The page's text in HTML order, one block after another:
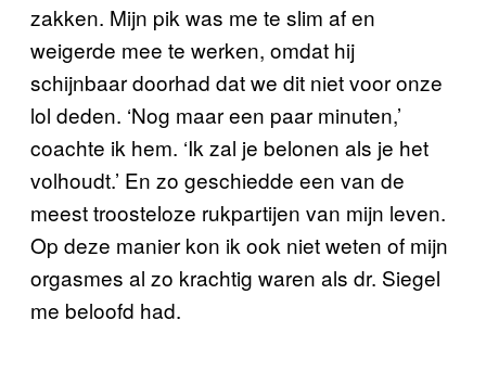
zakken. Mijn pik was me te slim af en
weigerde mee te werken, omdat hij
schijnbaar doorhad dat we dit niet voor onze
lol deden. ‘Nog maar een paar minuten,’
coachte ik hem. ‘Ik zal je belonen als je het
volhoudt.’ En zo geschiedde een van de
meest troosteloze rukpartijen van mijn leven.
Op deze manier kon ik ook niet weten of mijn
orgasmes al zo krachtig waren als dr. Siegel
me beloofd had.